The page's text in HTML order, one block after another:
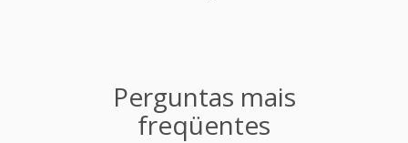
Perguntas mais
freqüentes